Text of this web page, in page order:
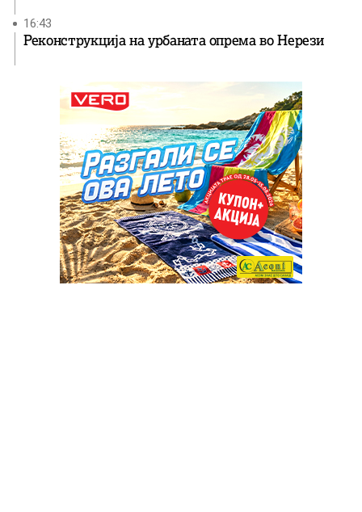
16:43
Реконструкција на урбаната опрема во Нерези